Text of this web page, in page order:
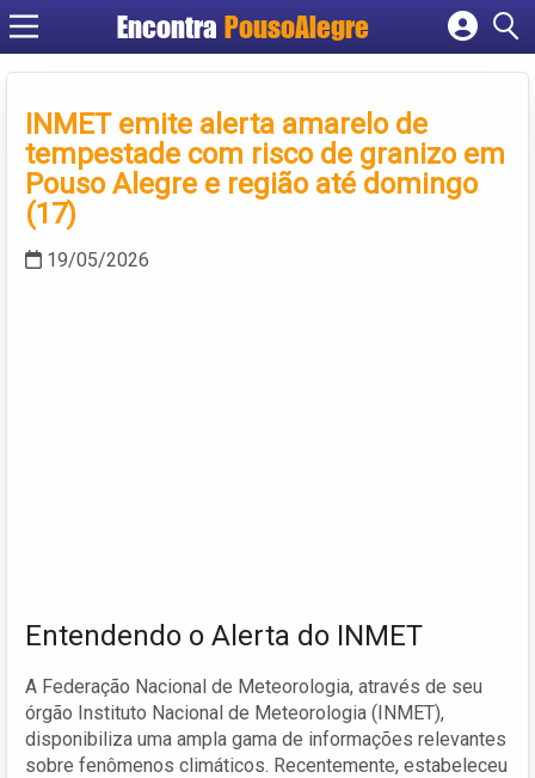
Encontra PousoAlegre
Cadastrar empresa
Criar conta
INMET emite alerta amarelo de
tempestade com risco de granizo em
Pouso Alegre e região até domingo
(17)
19/05/2026
Entendendo o Alerta do INMET
A Federação Nacional de Meteorologia, através de seu
órgão Instituto Nacional de Meteorologia (INMET),
disponibiliza uma ampla gama de informações relevantes
sobre fenômenos climáticos. Recentemente, estabeleceu